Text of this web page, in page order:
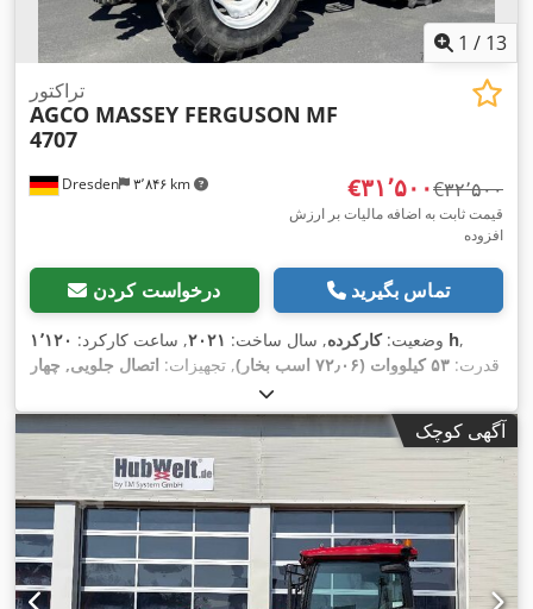
1 / 13
Dresden ۳٬۸۴۶ km
تراکتور
AGCO MASSEY FERGUSON MF
4707
‎€۳۱٬۵۰۰ ‎€۳۲٬۵۰۰
قیمت ثابت به اضافه مالیات بر ارزش
افزوده
درخواست کردن تماس بگیرید
وضعیت:کارکرده, سال ساخت: ۲۰۲۱, ساعت کارکرد: ۱٬۱۲۰ h,
قدرت: ۵۳ کیلووات (۷۲٫۰۶ اسب بخار) , تجهیزات: اتصال جلویی, چهار
آگهی کوچک